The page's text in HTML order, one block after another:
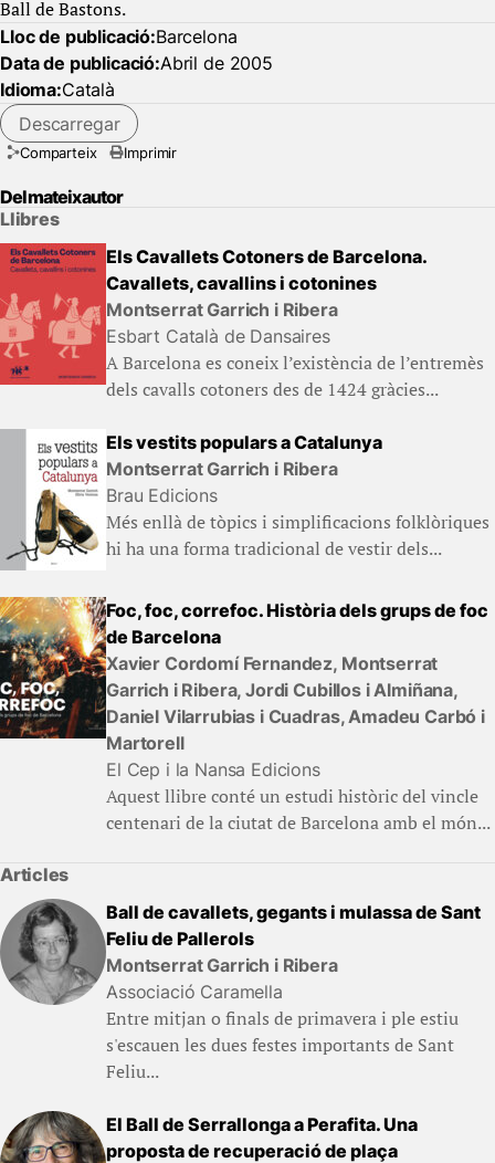
Ball de Bastons.
Lloc de publicació:Barcelona
Data de publicació:Abril de 2005
Idioma:Català
Descarregar
Comparteix Imprimir
Del mateix autor
Llibres
Els Cavallets Cotoners de Barcelona.
Cavallets, cavallins i cotonines
Montserrat Garrich i Ribera
Esbart Català de Dansaires
A Barcelona es coneix l’existència de l’entremès
dels cavalls cotoners des de 1424 gràcies...
Els vestits populars a Catalunya
Montserrat Garrich i Ribera
Brau Edicions
Més enllà de tòpics i simplificacions folklòriques
hi ha una forma tradicional de vestir dels...
Foc, foc, correfoc. Història dels grups de foc
de Barcelona
Xavier Cordomí Fernandez, Montserrat
Garrich i Ribera, Jordi Cubillos i Almiñana,
Daniel Vilarrubias i Cuadras, Amadeu Carbó i
Martorell
El Cep i la Nansa Edicions
Aquest llibre conté un estudi històric del vincle
centenari de la ciutat de Barcelona amb el món...
Articles
Ball de cavallets, gegants i mulassa de Sant
Feliu de Pallerols
Montserrat Garrich i Ribera
Associació Caramella
Entre mitjan o finals de primavera i ple estiu
s'escauen les dues festes importants de Sant
Feliu...
El Ball de Serrallonga a Perafita. Una
proposta de recuperació de plaça